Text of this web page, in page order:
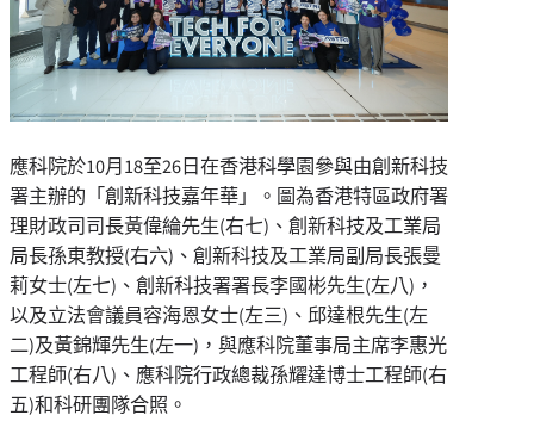
應科院於10月18至26日在香港科學園參與由創新科技
署主辦的「創新科技嘉年華」。圖為香港特區政府署
理財政司司長黃偉綸先生(右七)、創新科技及工業局
局長孫東教授(右六)、創新科技及工業局副局長張曼
莉女士(左七)、創新科技署署長李國彬先生(左八)，
以及立法會議員容海恩女士(左三)、邱達根先生(左
二)及黃錦輝先生(左一)，與應科院董事局主席李惠光
工程師(右八)、應科院行政總裁孫耀達博士工程師(右
五)和科研團隊合照。